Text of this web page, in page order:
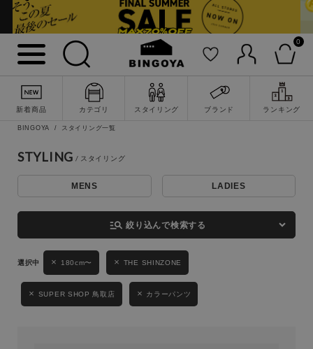
0
新着商品 カテゴリ スタイリング ブランド ランキング
詳細検索
キーワード
性別
MENS LADIES
BINGOYA スタイリング一覧
STYLING
MENS LADIES
manage_search 絞り込んで検索する
180cm〜 THE SHINZONE
SUPER SHOP 鳥取店 カラーパンツ